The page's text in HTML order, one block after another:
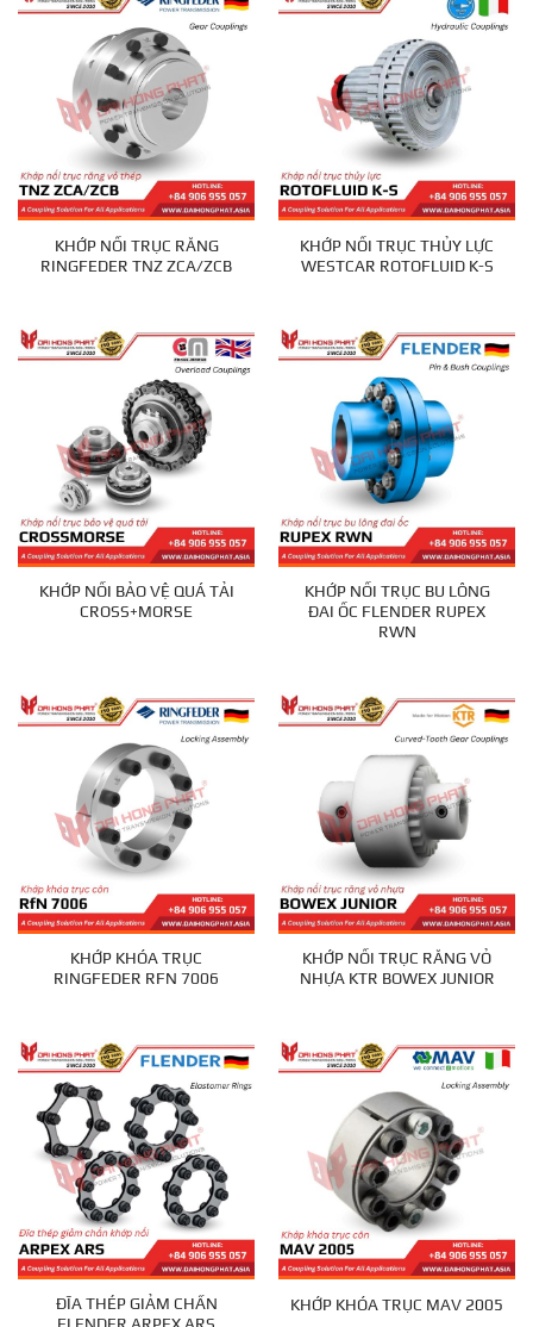
KHỚP NỐI TRỤC RĂNG
RINGFEDER TNZ ZCA/ZCB
KHỚP NỐI TRỤC THỦY LỰC
WESTCAR ROTOFLUID K-S
KHỚP NỐI BẢO VỆ QUÁ TẢI
CROSS+MORSE
KHỚP NỐI TRỤC BU LÔNG
ĐAI ỐC FLENDER RUPEX
RWN
KHỚP KHÓA TRỤC
RINGFEDER RFN 7006
KHỚP NỐI TRỤC RĂNG VỎ
NHỰA KTR BOWEX JUNIOR
ĐĨA THÉP GIẢM CHẤN
KHỚP KHÓA TRỤC MAV 2005